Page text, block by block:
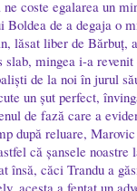
coste egalarea un
de a degaja o
lăsat liber de Bărbuț,
slab, mingea i-a
de la noi în jurul
un șut perfect,
de fază care a
după reluare,
că șansele
însă, căci Trandu a
acesta a fentat un